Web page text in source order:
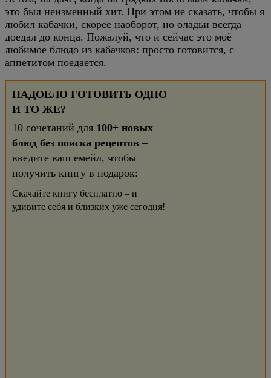
это был неизменный хит. При этом не сказать, чтобы я
любил кабачки, скорее наоборот, но оладьи всегда
доедал до конца. Пожалуй, что и сейчас это моё
любимое блюдо из кабачков: просто готовится, с
аппетитом поедается.
НАДОЕЛО ГОТОВИТЬ ОДНО
И ТО ЖЕ?
10 сочетаний для 100+ новых
блюд без поиска рецептов –
введите ваш емейл, чтобы
получить книгу в подарок:
Скачайте книгу бесплатно – и
удивите себя и близких уже сегодня!